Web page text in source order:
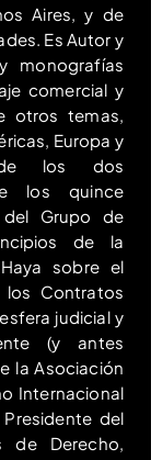
Aires, y de
Es Autor y
monografías
comercial y
otros temas,
Europa y
los dos
los quince
del Grupo de
de la
sobre el
los Contratos
judicial y
(y antes
la Asociación
Internacional
Presidente del
de Derecho,